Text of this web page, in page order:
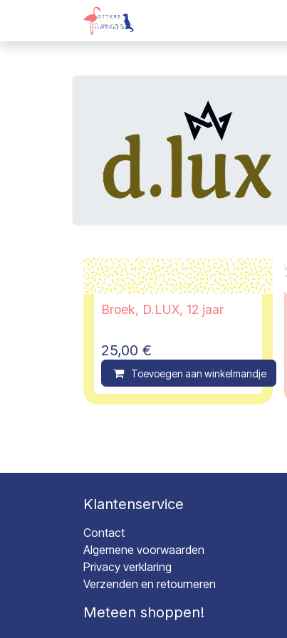
Overslaan naar inhoud
Broek, D.LUX, 12 jaar
25,00 €
Toevoegen aan winkelmandje
Klantenservice
Contact
Algemene voorwaarden
Privacy verklaring
Verzenden en retourneren
Meteen shoppen!